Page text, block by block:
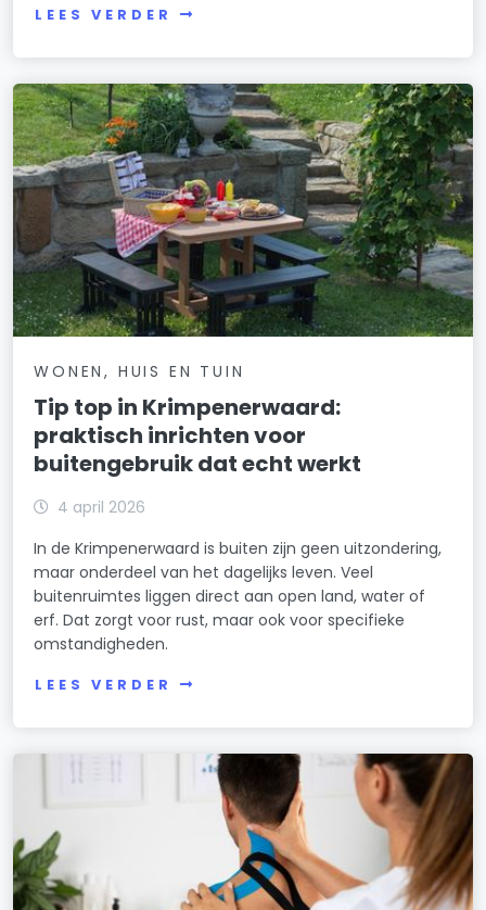
LEES VERDER
WONEN, HUIS EN TUIN
Tip top in Krimpenerwaard:
praktisch inrichten voor
buitengebruik dat echt werkt
4 april 2026
In de Krimpenerwaard is buiten zijn geen uitzondering,
maar onderdeel van het dagelijks leven. Veel
buitenruimtes liggen direct aan open land, water of
erf. Dat zorgt voor rust, maar ook voor specifieke
omstandigheden.
LEES VERDER